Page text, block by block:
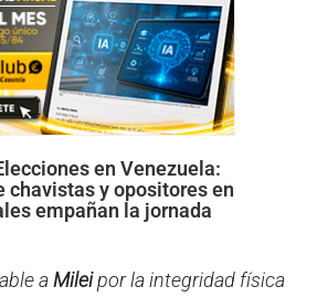
en Venezuela:
chavistas y opositores en
empañan la jornada
aMileipor la integridad física